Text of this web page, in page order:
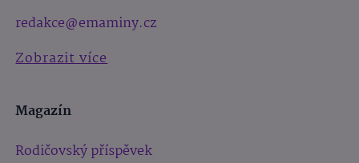
redakce@emaminy.cz
Zobrazit více
Magazín
Rodičovský příspěvek